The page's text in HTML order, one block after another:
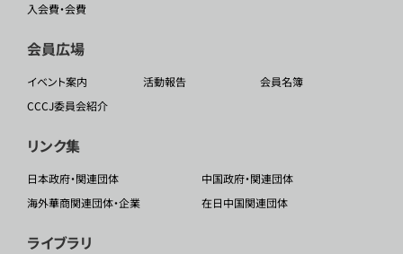
入会費・会費
会員広場
イベント案内 活動報告
会員名簿
CCCJ委員会紹介
リンク集
日本政府・関連団体
中国政府・関連団体
海外華商関連団体・企業
在日中国関連団体
ライブラリ